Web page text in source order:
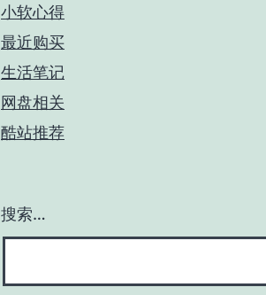
小软心得
最近购买
生活笔记
网盘相关
酷站推荐
搜索…